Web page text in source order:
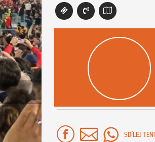
SDÍLEJ